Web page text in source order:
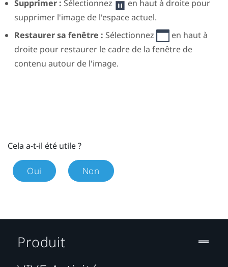
Supprimer : Sélectionnez
en haut à droite pour
supprimer l'image de l'espace actuel.
Restaurer sa fenêtre : Sélectionnez
en haut à
droite pour restaurer le cadre de la fenêtre de
contenu autour de l'image.
Cela a-t-il été utile ?
Oui Non
Produit